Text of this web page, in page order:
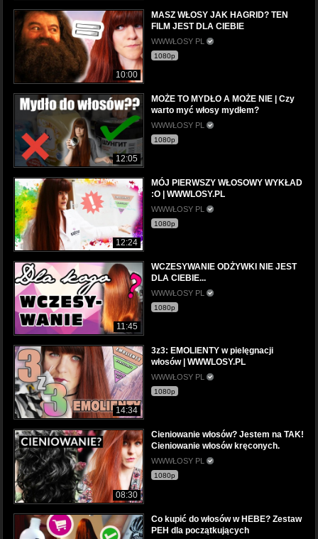
10:00
MASZ WŁOSY JAK HAGRID? TEN
FILM JEST DLA CIEBIE
WWWŁOSY PL
1080p
12:05
MOŻE TO MYDŁO A MOŻE NIE | Czy
warto myć włosy mydłem?
WWWŁOSY PL
1080p
12:24
MÓJ PIERWSZY WŁOSOWY WYKŁAD
:O | WWWLOSY.PL
WWWŁOSY PL
1080p
11:45
WCZESYWANIE ODŻYWKI NIE JEST
DLA CIEBIE...
WWWŁOSY PL
1080p
14:34
3z3: EMOLIENTY w pielęgnacji
włosów | WWWLOSY.PL
WWWŁOSY PL
1080p
08:30
Cieniowanie włosów? Jestem na TAK!
Cieniowanie włosów kręconych.
WWWŁOSY PL
1080p
Co kupić do włosów w HEBE? Zestaw
PEH dla początkujących